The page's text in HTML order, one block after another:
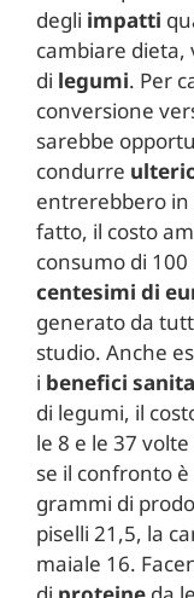
degli impatti
cambiare dieta,
di legumi. Per
conversione
sarebbe
condurre
entrerebbero in
fatto, il costo
consumo di
centesimi di
generato da
studio. Anche
i benefici
di legumi, il
le 8 e le 37
se il confronto
grammi di
piselli 21,5, la
maiale 16.